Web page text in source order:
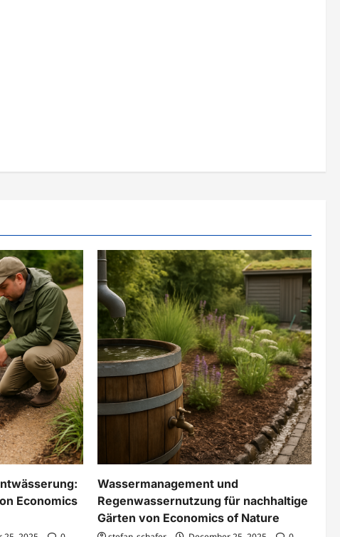
Economics
Wassermanagement und
Regenwassernutzung für nachhaltige
Gärten von Economics of Nature